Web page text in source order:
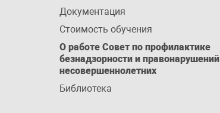
Документация
Стоимость обучения
О работе Совет по профилактике
безнадзорности и правонарушений
несовершеннолетних
Библиотека